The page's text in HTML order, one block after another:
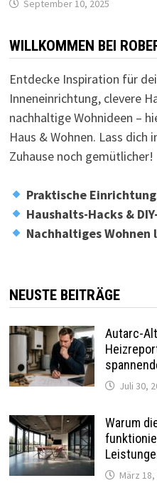
September 10, 2025
WILLKOMMEN BEI
Entdecke Inspiration für
Inneneinrichtung, clevere
nachhaltige Wohnideen –
Haus & Wohnen. Lass dich
Zuhause noch gemütlicher!
Praktische
Haushalts-Hacks &
Nachhaltiges
NEUSTE BEITRÄGE
Autarc-
Juli 30,
Warum
März 18,